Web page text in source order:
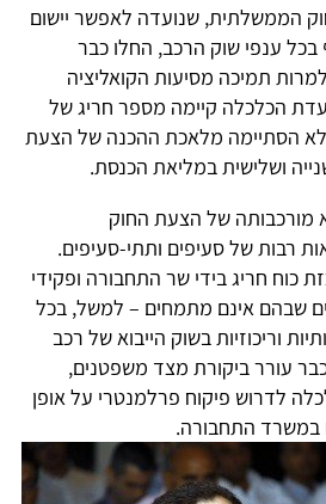
הממשלתית, שנועדה לאפשר יישום
ענפי שוק הרכב, החלו כבר
תמיכה מסיעות הקואליציה
הכלכלה קיימה מספר חריג של
לא הסתיימה מלאכת ההכנה של הצעת
ושלישית במליאת הכנסת.
מורכבותה של הצעת החוק
רבות של סעיפים ותתי-סעיפים.
כוח חריג בידי שר התחבורה ופקידי
שבהם אינם מתמחים – למשל, בכל
וריכוזיות בשוק הייבוא של רכב
עורר ביקורת מצד משפטנים,
לדרוש פיקוח פרלמנטרי על אופן
במשרד התחבורה.